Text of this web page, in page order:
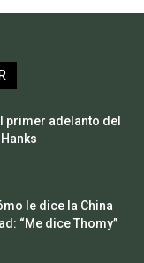
primer adelanto del
le dice la China
“Me dice Thomy”